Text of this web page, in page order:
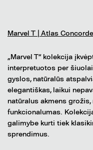
Marvel T | Atlas
„Marvel T“ kolekcija
interpretuotos per
gyslos, natūralūs
elegantiškas, laikui
natūralus akmens
funkcionalumas.
galimybe kurti tiek
sprendimus.